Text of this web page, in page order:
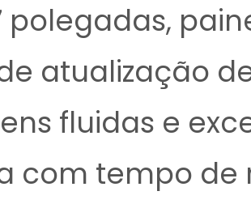
polegadas,
atualização
fluidas e
com tempo de